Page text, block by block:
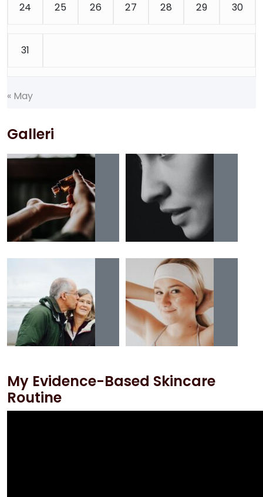
24 25 26 27 28 29 30
31
« May
Galleri
My Evidence-Based Skincare
Routine